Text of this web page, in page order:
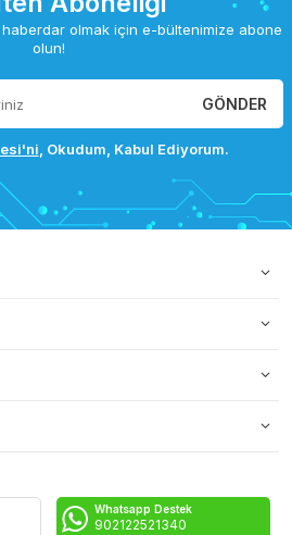
olmak için e-bültenimize abone
olun!
GÖNDER
, Okudum, Kabul Ediyorum.
Whatsapp Destek
902122521340